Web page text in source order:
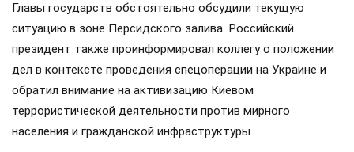
Главы государств обстоятельно обсудили текущую
ситуацию в зоне Персидского залива. Российский
президент также проинформировал коллегу о положении
дел в контексте проведения спецоперации на Украине и
обратил внимание на активизацию Киевом
террористической деятельности против мирного
населения и гражданской инфраструктуры.